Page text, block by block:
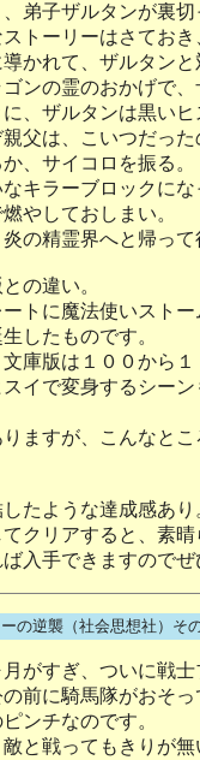
弟子ザルタンが裏
トーリーはさてお
かれて、ザルタン
ンの霊のおかげで
、ザルタンは黒い
父は、こいつだった
、サイコロを振る。
キラーブロックに
やしておしまい。
の精霊界へと帰っ
の違い。
トに魔法使いスト
したものです。
庫版は１００から
イで変身するシー
ますが、こんなとこ
たような達成感あ
クリアすると、素
入手できますので
の逆襲（社会思想社）そ
がすぎ、ついに戦
前に騎馬隊がおそ
ンチなのです。
と戦ってもきりが